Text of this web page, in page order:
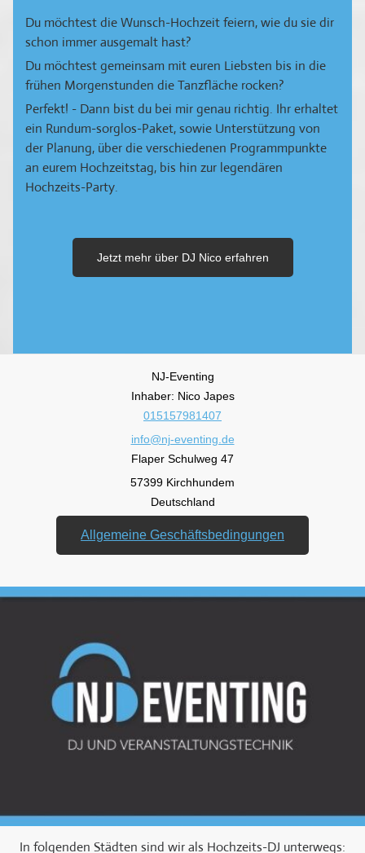
Du möchtest die Wunsch-Hochzeit feiern, wie du sie dir
schon immer ausgemalt hast?
Du möchtest gemeinsam mit euren Liebsten bis in die
frühen Morgenstunden die Tanzfläche rocken?
Perfekt! - Dann bist du bei mir genau richtig. Ihr erhaltet
ein Rundum-sorglos-Paket, sowie Unterstützung von
der Planung, über die verschiedenen Programmpunkte
an eurem Hochzeitstag, bis hin zur legendären
Hochzeits-Party.
Jetzt mehr über DJ Nico erfahren
NJ-Eventing
Inhaber: Nico Japes
015157981407
info@nj-eventing.de
Flaper Schulweg 47
57399 Kirchhundem
Deutschland
Allgemeine Geschäftsbedingungen
In folgenden Städten sind wir als Hochzeits-DJ unterwegs: